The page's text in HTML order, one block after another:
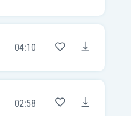
04:10
02:58